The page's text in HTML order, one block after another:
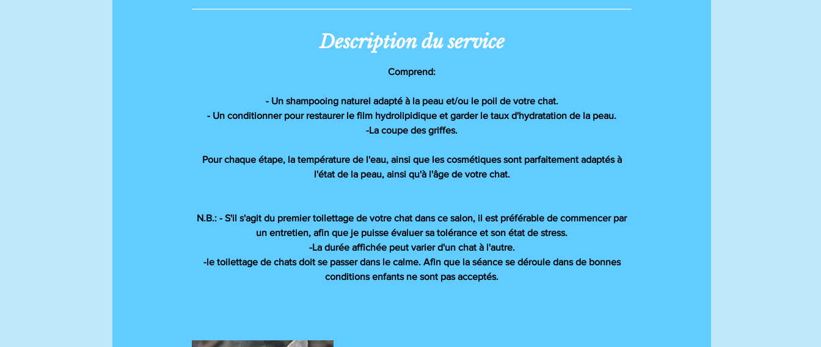
Description du service
Comprend:
- Un shampooing naturel adapté à la peau et/ou le poil de votre chat.
- Un conditionner pour restaurer le film hydrolipidique et garder le taux d'hydratation de la peau.
-La coupe des griffes.
Pour chaque étape, la température de l'eau, ainsi que les cosmétiques sont parfaitement adaptés à
l'état de la peau, ainsi qu'à l'âge de votre chat.
N.B.: - S'il s'agit du premier toilettage de votre chat dans ce salon, il est préférable de commencer par
un entretien, afin que je puisse évaluer sa tolérance et son état de stress.
-La durée affichée peut varier d'un chat à l'autre.
-le toilettage de chats doit se passer dans le calme. Afin que la séance se déroule dans de bonnes
conditions enfants ne sont pas acceptés.